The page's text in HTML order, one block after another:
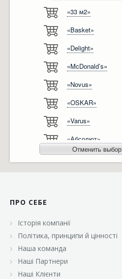
Ліцензії, сертифікати, дипломи
Автоматизація
Модернізація
«33 м2»
«Basket»
«Delight»
«McDonald’s»
«Novus»
«OSKAR»
«Varus»
«Абсолют»
«Агро-Овен»
«Велмарт»
Отменить выбор
ПРО СЕБЕ
Історія компанії
Політика, принципи й цінності
Наша команда
Наші Партнери
Наші Клієнти